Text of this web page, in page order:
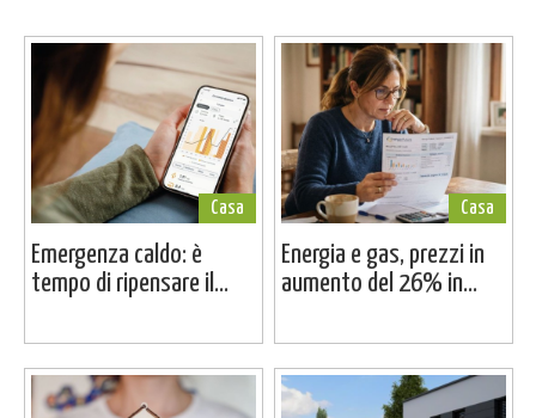
Casa
Emergenza caldo: è
tempo di ripensare il...
Casa
Energia e gas, prezzi in
aumento del 26% in...